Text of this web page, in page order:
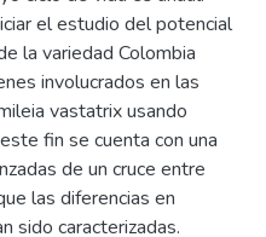
el estudio del potencial
la variedad Colombia
involucrados en las
vastatrix usando
fin se cuenta con una
de un cruce entre
las diferencias en
sido caracterizadas.